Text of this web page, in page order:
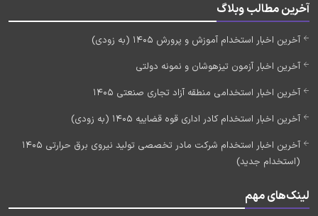
آخرین مطالب وبلاگ
آخرین اخبار استخدام آموزش و پرورش 1405 (به زودی)
آخرین اخبار آزمون تیزهوشان و نمونه دولتی
آخرین اخبار استخدامی منطقه آزاد تجاری صنعتی 1405
آخرین اخبار استخدام کادر اداری قوه قضاییه 1405 (به زودی)
آخرین اخبار استخدام شرکت مادر تخصصی تولید نیروی برق حرارتی 1405
(استخدام جدید)
لینک‌های مهم